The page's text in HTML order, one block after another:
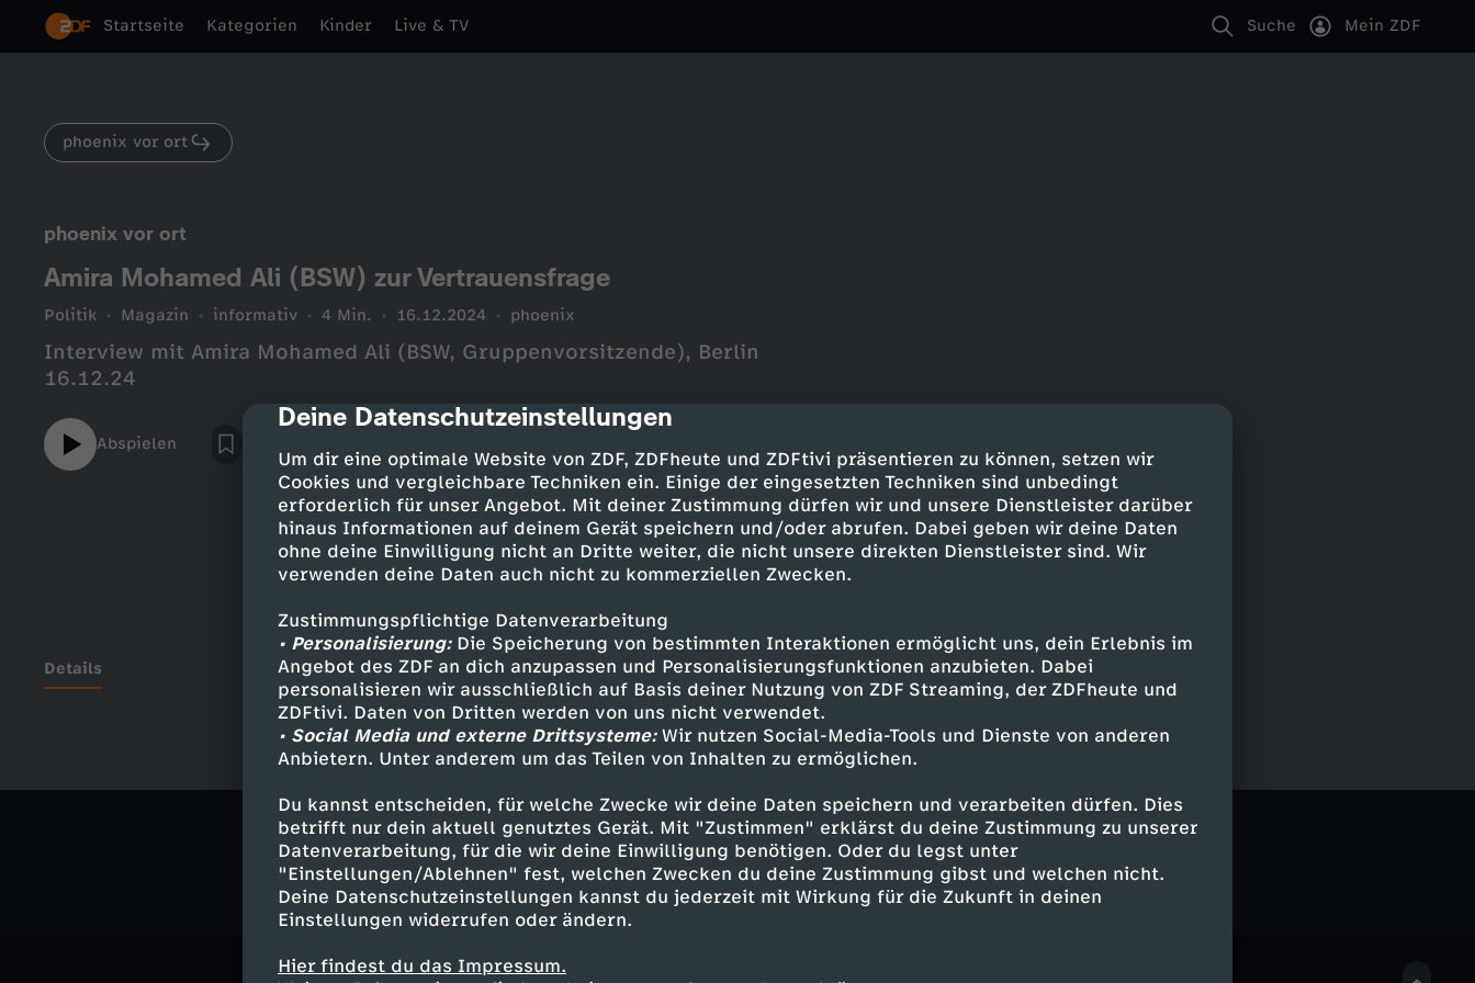
cmp-dialog-description
Deine Datenschutzeinstellungen
Um dir eine optimale Website von ZDF, ZDFheute und ZDFtivi präsentieren zu können, setzen wir
Cookies und vergleichbare Techniken ein. Einige der eingesetzten Techniken sind unbedingt
erforderlich für unser Angebot. Mit deiner Zustimmung dürfen wir und unsere Dienstleister darüber
hinaus Informationen auf deinem Gerät speichern und/oder abrufen. Dabei geben wir deine Daten
ohne deine Einwilligung nicht an Dritte weiter, die nicht unsere direkten Dienstleister sind. Wir
verwenden deine Daten auch nicht zu kommerziellen Zwecken.
Zustimmungspflichtige Datenverarbeitung
• Personalisierung:Die Speicherung von bestimmten Interaktionen ermöglicht uns, dein Erlebnis im
Angebot des ZDF an dich anzupassen und Personalisierungsfunktionen anzubieten. Dabei
personalisieren wir ausschließlich auf Basis deiner Nutzung von ZDF Streaming, der ZDFheute und
ZDFtivi. Daten von Dritten werden von uns nicht verwendet.
• Social Media und externe Drittsysteme:Wir nutzen Social-Media-Tools und Dienste von anderen
Anbietern. Unter anderem um das Teilen von Inhalten zu ermöglichen.
Du kannst entscheiden, für welche Zwecke wir deine Daten speichern und verarbeiten dürfen. Dies
betrifft nur dein aktuell genutztes Gerät. Mit "Zustimmen" erklärst du deine Zustimmung zu unserer
Datenverarbeitung, für die wir deine Einwilligung benötigen. Oder du legst unter
"Einstellungen/Ablehnen" fest, welchen Zwecken du deine Zustimmung gibst und welchen nicht.
Deine Datenschutzeinstellungen kannst du jederzeit mit Wirkung für die Zukunft in deinen
Einstellungen widerrufen oder ändern.
Hier findest du das Impressum.
Startseite Kategorien Kinder Live & TV Suche Mein ZDF
phoenix vor ort
phoenix vor ort
Amira Mohamed Ali (BSW) zur Vertrauensfrage
Politik Magazin informativ 4 Min. 16.12.2024 phoenix
Interview mit Amira Mohamed Ali (BSW, Gruppenvorsitzende), Berlin
16.12.24
Abspielen
Details
Ähnliche Inhalte entdecken
Politik Magazin informativ phoenix vor ort